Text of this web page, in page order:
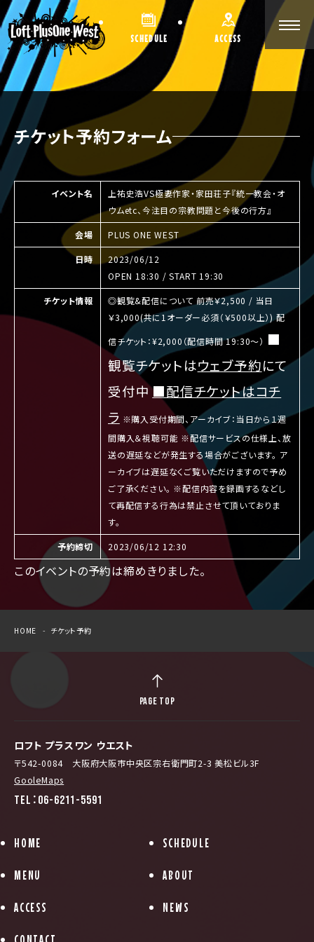
SCHEDULE ACCESS
チケット予約フォーム
イベント名
上祐史浩VS極妻作家・家田荘子『統一教会・オ
ウムetc、今注目の宗教問題と今後の行方』
会場 PLUS ONE WEST
日時
2023/06/12
OPEN 18:30 / START 19:30
チケット情報
◎観覧&配信について 前売￥2,500 / 当日
￥3,000(共に1オーダー必須（￥500以上）) 配
信チケット：¥2,000（配信時間 19:30〜） ■
観覧チケットはウェブ予約にて
受付中■配信チケットはコチ
ラ ※購入受付期間、アーカイブ：当日から１週
間購入＆視聴可能 ※配信サービスの仕様上、放
送の遅延などが発生する場合がございます。 ア
ーカイブは遅延なくご覧いただけますので予め
ご了承ください。 ※配信内容を録画するなどし
て再配信する行為は禁止させて頂いておりま
す。
予約締切 2023/06/12 12:30
このイベントの予約は締めきりました。
HOME チケット予約
ロフト プラスワン ウエスト
〒542-0084 大阪府大阪市中央区宗右衛門町2-3 美松ビル3F
GooleMaps
TEL：06-6211-5591
HOME SCHEDULE
MENU ABOUT
ACCESS NEWS
PAGE TOP